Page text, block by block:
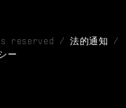
reserved /法的通知
/
ー